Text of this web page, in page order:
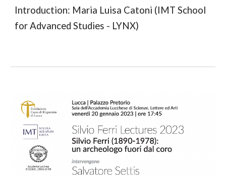
Introduction: Maria Luisa Catoni (IMT School
for Advanced Studies - LYNX)